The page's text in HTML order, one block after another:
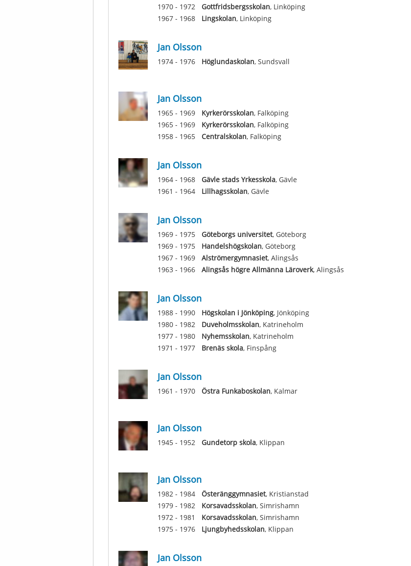
1970 - 1972
Gottfridsbergsskolan, Linköping
1967 - 1968
Lingskolan, Linköping
Jan Olsson
1974 - 1976 Höglundaskolan, Sundsvall
Jan Olsson
1965 - 1969 Kyrkerörsskolan, Falköping
1965 - 1969
Kyrkerörsskolan, Falköping
1958 - 1965
Centralskolan, Falköping
Jan Olsson
1964 - 1968 Gävle stads Yrkesskola, Gävle
1961 - 1964
Lillhagsskolan, Gävle
Jan Olsson
1969 - 1975 Göteborgs universitet, Göteborg
1969 - 1975
Handelshögskolan, Göteborg
1967 - 1969
Alströmergymnasiet, Alingsås
1963 - 1966
Alingsås högre Allmänna Läroverk, Alingsås
Jan Olsson
1988 - 1990 Högskolan i Jönköping, Jönköping
1980 - 1982
Duveholmsskolan, Katrineholm
1977 - 1980
Nyhemsskolan, Katrineholm
1971 - 1977
Brenäs skola, Finspång
Jan Olsson
1961 - 1970 Östra Funkaboskolan, Kalmar
Jan Olsson
1945 - 1952 Gundetorp skola, Klippan
Jan Olsson
1982 - 1984 Österänggymnasiet, Kristianstad
1979 - 1982
Korsavadsskolan, Simrishamn
1972 - 1981
Korsavadsskolan, Simrishamn
1975 - 1976
Ljungbyhedsskolan, Klippan
Jan Olsson